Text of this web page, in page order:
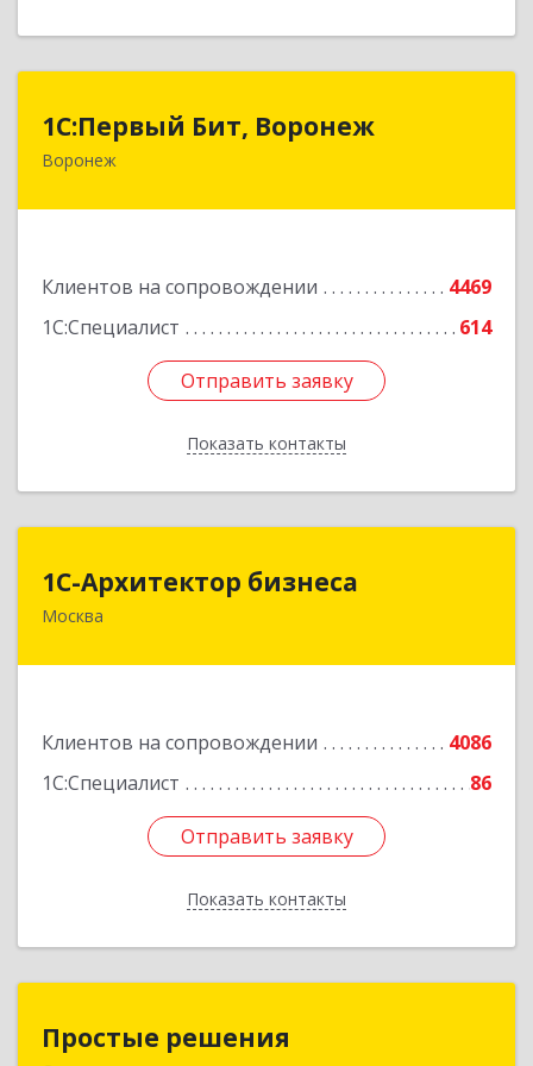
1С:Первый Бит, Воронеж
Воронеж
Клиентов на сопровождении
4469
1С:Специалист
614
Отправить заявку
Показать контакты
1С:Первый Бит, Воронеж
394006, Воронежская обл, Воронеж г, 20-летия
Отправить заявку
Назад
1С-Архитектор бизнеса
Москва
Клиентов на сопровождении
4086
1С:Специалист
86
Отправить заявку
Показать контакты
1С-Архитектор бизнеса
115114, Москва г, Кожевнический 2-й пер, дом
Отправить заявку
Назад
Простые решения